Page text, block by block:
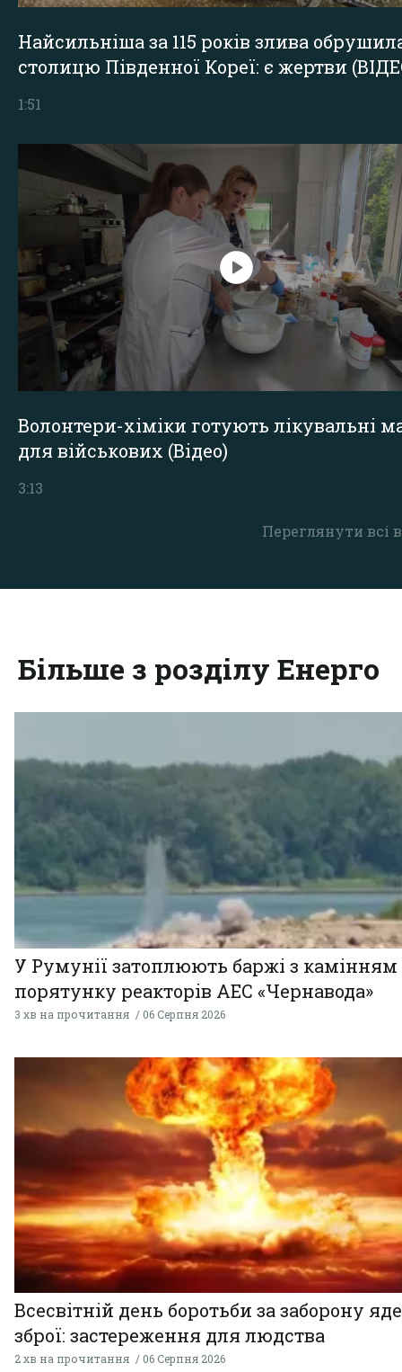
Переглянути всі
Найсильніша за 115 років злива
столицю Південної Кореї: є жертви
1:51
Волонтери-хіміки готують лікувальні
для військових (Відео)
3:13
Більше з розділу Енерго
У Румунії затоплюють баржі з
порятунку реакторів АЕС «Чернавода»
3 хв на прочитання 06 Серпня 2026
Всесвітній день боротьби за заборону
зброї: застереження для людства
2 хв на прочитання 06 Серпня 2026